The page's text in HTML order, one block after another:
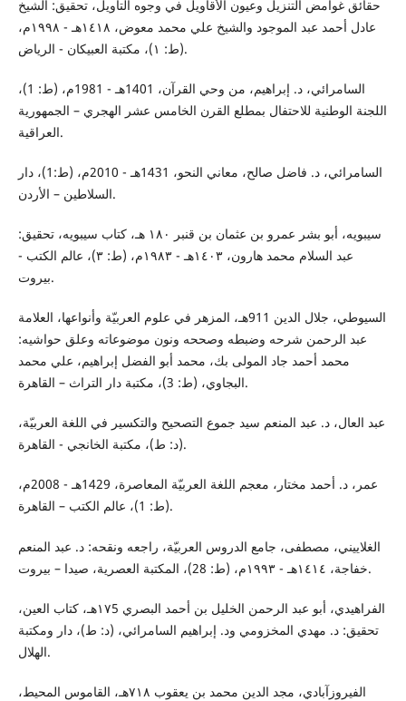
حقائق غوامض التنزيل وعيون الأقاويل في وجوه التأويل، تحقيق: الشيخ
عادل أحمد عبد الموجود والشيخ علي محمد معوض، ١٤١٨هـ - ١٩٩٨م،
(ط: ١)، مكتبة العبيكان - الرياض.
السامرائي، د. إبراهيم، من وحي القرآن، 1401هـ - 1981م، (ط: 1)،
اللجنة الوطنية للاحتفال بمطلع القرن الخامس عشر الهجري – الجمهورية
العراقية.
السامرائي، د. فاضل صالح، معاني النحو، 1431هـ - 2010م، (ط:1)، دار
السلاطين – الأردن.
سيبويه، أبو بشر عمرو بن عثمان بن قنبر ١٨٠ هـ، كتاب سيبويه، تحقيق:
عبد السلام محمد هارون، ١٤٠٣هـ - ١٩٨٣م، (ط: ٣)، عالم الكتب -
بيروت.
السيوطي، جلال الدين 911هـ، المزهر في علوم العربيّة وأنواعها، العلامة
عبد الرحمن شرحه وضبطه وصححه ونون موضوعاته وعلق حواشيه:
محمد أحمد جاد المولى بك، محمد أبو الفضل إبراهيم، علي محمد
البجاوي، (ط: 3)، مكتبة دار التراث – القاهرة.
عبد العال، د. عبد المنعم سيد جموع التصحيح والتكسير في اللغة العربيّة،
(د: ط)، مكتبة الخانجي - القاهرة.
عمر، د. أحمد مختار، معجم اللغة العربيّة المعاصرة، 1429هـ - 2008م،
(ط: 1)، عالم الكتب – القاهرة.
الغلاييني، مصطفى، جامع الدروس العربيّة، راجعه ونقحه: د. عبد المنعم
خفاجة، ١٤١٤هـ - ١٩٩٣م، (ط: 28)، المكتبة العصرية، صيدا – بيروت.
الفراهيدي، أبو عبد الرحمن الخليل بن أحمد البصري ١٧5هـ، كتاب العين،
تحقيق: د. مهدي المخزومي ود. إبراهيم السامرائي، (د: ط)، دار ومكتبة
الهلال.
الفيروزآبادي، مجد الدين محمد بن يعقوب ٧١٨هـ، القاموس المحيط،